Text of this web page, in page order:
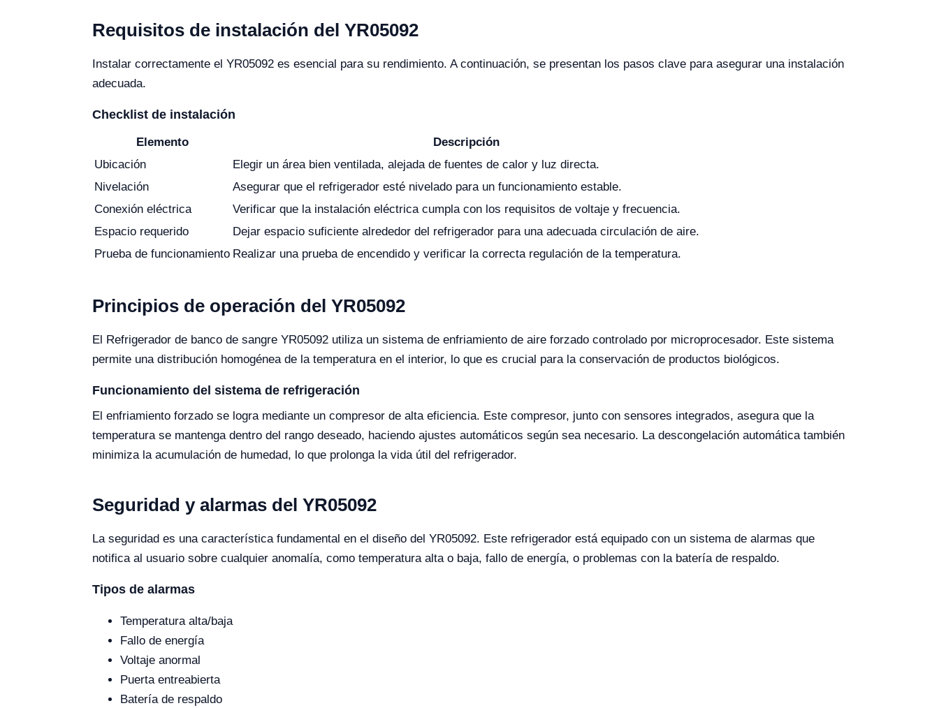
Requisitos de instalación del YR05092
Instalar correctamente el YR05092 es esencial para su rendimiento. A continuación, se presentan los pasos clave para asegurar una instalación
adecuada.
Checklist de instalación
Elemento
Descripción
Ubicación
Elegir un área bien ventilada, alejada de fuentes de calor y luz directa.
Nivelación
Asegurar que el refrigerador esté nivelado para un funcionamiento estable.
Conexión eléctrica
Verificar que la instalación eléctrica cumpla con los requisitos de voltaje y frecuencia.
Espacio requerido
Dejar espacio suficiente alrededor del refrigerador para una adecuada circulación de aire.
Prueba de funcionamiento Realizar una prueba de encendido y verificar la correcta regulación de la temperatura.
Principios de operación del YR05092
El Refrigerador de banco de sangre YR05092 utiliza un sistema de enfriamiento de aire forzado controlado por microprocesador. Este sistema
permite una distribución homogénea de la temperatura en el interior, lo que es crucial para la conservación de productos biológicos.
Funcionamiento del sistema de refrigeración
El enfriamiento forzado se logra mediante un compresor de alta eficiencia. Este compresor, junto con sensores integrados, asegura que la
temperatura se mantenga dentro del rango deseado, haciendo ajustes automáticos según sea necesario. La descongelación automática también
minimiza la acumulación de humedad, lo que prolonga la vida útil del refrigerador.
Seguridad y alarmas del YR05092
La seguridad es una característica fundamental en el diseño del YR05092. Este refrigerador está equipado con un sistema de alarmas que
notifica al usuario sobre cualquier anomalía, como temperatura alta o baja, fallo de energía, o problemas con la batería de respaldo.
Tipos de alarmas
Temperatura alta/baja
Fallo de energía
Voltaje anormal
Puerta entreabierta
Batería de respaldo